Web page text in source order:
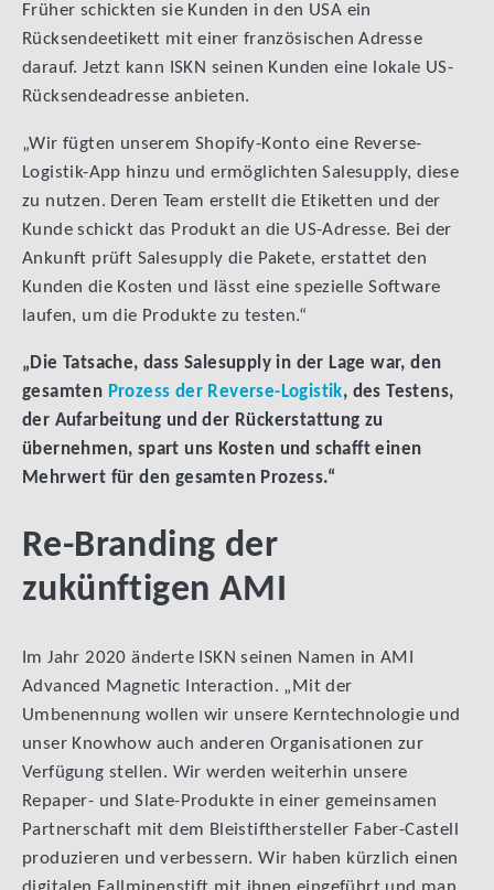
Früher schickten sie Kunden in den USA ein
Rücksendeetikett mit einer französischen Adresse
darauf. Jetzt kann ISKN seinen Kunden eine lokale US-
Rücksendeadresse anbieten.
„Wir fügten unserem Shopify-Konto eine Reverse-
Logistik-App hinzu und ermöglichten Salesupply, diese
zu nutzen. Deren Team erstellt die Etiketten und der
Kunde schickt das Produkt an die US-Adresse. Bei der
Ankunft prüft Salesupply die Pakete, erstattet den
Kunden die Kosten und lässt eine spezielle Software
laufen, um die Produkte zu testen.“
„Die Tatsache, dass Salesupply in der Lage war, den
gesamten Prozess der Reverse-Logistik, des Testens,
der Aufarbeitung und der Rückerstattung zu
übernehmen, spart uns Kosten und schafft einen
Mehrwert für den gesamten Prozess.“
Re-Branding der
zukünftigen AMI
Im Jahr 2020 änderte ISKN seinen Namen in AMI
Advanced Magnetic Interaction. „Mit der
Umbenennung wollen wir unsere Kerntechnologie und
unser Knowhow auch anderen Organisationen zur
Verfügung stellen. Wir werden weiterhin unsere
Repaper- und Slate-Produkte in einer gemeinsamen
Partnerschaft mit dem Bleistifthersteller Faber-Castell
produzieren und verbessern. Wir haben kürzlich einen